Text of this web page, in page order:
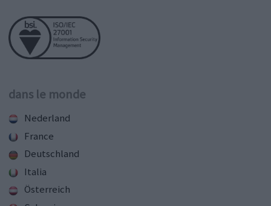
dans le monde
Nederland
France
Deutschland
Italia
Österreich